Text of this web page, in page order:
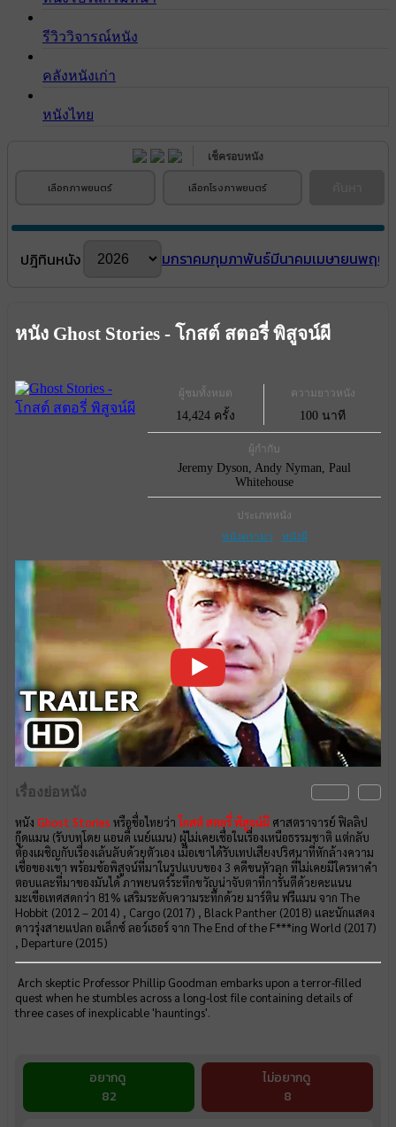
รีวิววิจารณ์หนัง
คลังหนังเก่า
หนังไทย
เช็ครอบหนัง
เลือกภาพยนตร์ เลือกโรงภาพยนตร์
ปฎิทินหนัง มกราคมกุมภาพันธ์มีนาคมเมษายนพฤษ
ผู้ชมทั้งหมด
14,424 ครั้ง
ความยาวหนัง
100 นาที
ผู้กำกับ
Jeremy Dyson, Andy Nyman, Paul
Whitehouse
ประเภทหนัง
หนังดราม่า
หนังผี
หนัง Ghost Stories - โกสต์ สตอรี่ พิสูจน์ผี
เรื่องย่อหนัง
หนัง Ghost Stories หรือชื่อไทยว่าโกสต์ สตอรี่ พิสูจน์ผี ศาสตราจารย์ ฟิลลิป
กู๊ดแมน (รับบทโดย แอนดี้ เนย์แมน) ผู้ไม่เคยเชื่อในเรื่องเหนือธรรมชาติ แต่กลับ
ต้องเผชิญกับเรื่องเล้นลับด้วยตัวเอง เมื่อเขาได้รับเทปเสียงปริศนาที่หักล้างความ
เชื่อของเขา พร้อมข้อพิสูจน์ที่มาในรูปแบบของ 3 คดีขนหัวลุก ที่ไม่เคยมีใครหาคำ
ตอบและที่มาของมันได้ ภาพยนตร์ระทึกขวัญน่าจับตาที่การันตีด้วยคะแนน
มะเขือเทศสดกว่า 81% เสริมระดับความระทึกด้วย มาร์ติน ฟรีแมน จาก The
Hobbit (2012 – 2014) , Cargo (2017) , Black Panther (2018) และนักแสดง
ดาวรุ่งสายแปลก อเล็กซ์ ลอว์เธอร์ จาก The End of the F***ing World (2017)
, Departure (2015)
Arch skeptic Professor Phillip Goodman embarks upon a terror-filled
quest when he stumbles across a long-lost file containing details of
three cases of inexplicable 'hauntings'.
อยากดู
82
ไม่อยากดู
8